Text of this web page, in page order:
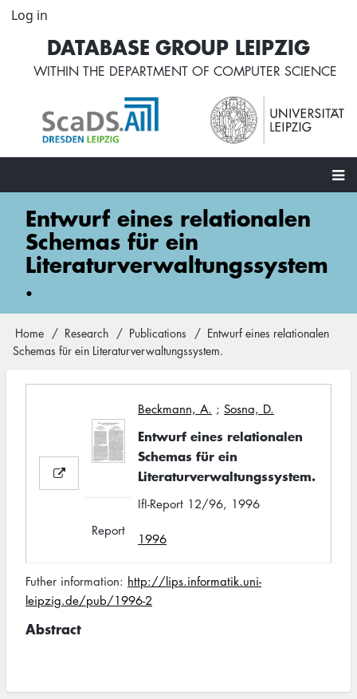
Skip
content
User
account
menu
Log in
DATABASE GROUP LEIPZIG
WITHIN THE DEPARTMENT OF COMPUTER SCIENCE
Main
navigation
Entwurf eines relationalen
Schemas für ein
Literaturverwaltungssystem
.
Breadcrumb
Home Research Publications
Entwurf eines relationalen
Schemas für ein Literaturverwaltungssystem.
Beckmann, A. ; Sosna, D.
Entwurf eines relationalen
Schemas für ein
Literaturverwaltungssystem.
IfI-Report 12/96, 1996
1996
Report
Futher information: http://lips.informatik.uni-
leipzig.de/pub/1996-2
Abstract